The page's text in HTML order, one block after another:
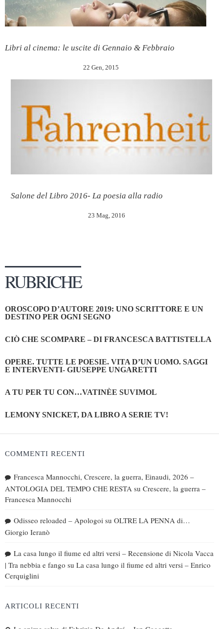
Libri al cinema: le uscite di Gennaio & Febbraio
22 Gen, 2015
Salone del Libro 2016- La poesia alla radio
23 Mag, 2016
RUBRICHE
OROSCOPO D’AUTORE 2019: UNO SCRITTORE E UN
DESTINO PER OGNI SEGNO
CIÒ CHE SCOMPARE – DI FRANCESCA BATTISTELLA
OPERE. TUTTE LE POESIE. VITA D’UN UOMO. SAGGI
E INTERVENTI- GIUSEPPE UNGARETTI
A TU PER TU CON…VATINÈE SUVIMOL
LEMONY SNICKET, DA LIBRO A SERIE TV!
COMMENTI RECENTI
Francesca Mannocchi, Crescere, la guerra, Einaudi, 2026 –
ANTOLOGIA DEL TEMPO CHE RESTA su Crescere, la guerra –
Francesca Mannocchi
Odisseo reloaded – Apologoi su OLTRE LA PENNA di…
Giorgio Ieranò
La casa lungo il fiume ed altri versi – Recensione di Nicola Vacca
| Tra nebbia e fango su La casa lungo il fiume ed altri versi – Enrico
Cerquiglini
ARTICOLI RECENTI